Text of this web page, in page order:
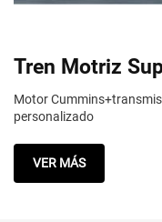
Tren Motriz
Motor
personalizado
VER MÁS